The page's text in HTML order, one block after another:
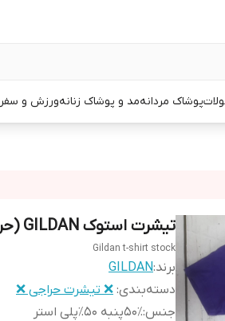
پوشاک مردانهمد و پوشاک زنانهورزش و سفر
تیشرت استوک GILDAN (حراج)
Gildan t-shirt stock
برند:GILDAN
دسته‌بندی: ❌ تیشرت حراجی ❌
جنس:۵۰٪پنبه ۵۰٪پلی استر